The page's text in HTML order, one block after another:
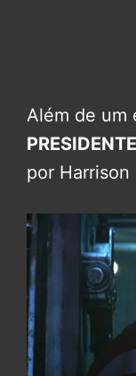
Além de um
por Harrison